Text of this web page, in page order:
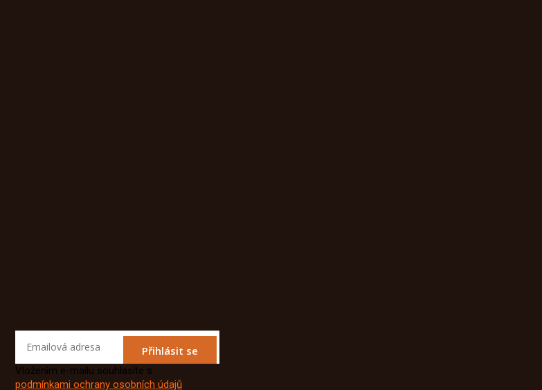
Přihlásit se
Vložením e-mailu souhlasíte s
podmínkami ochrany osobních údajů